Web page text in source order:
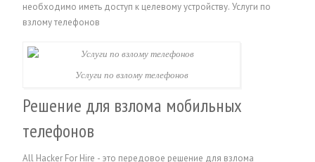
необходимо иметь доступ к целевому устройству.Услуги по
взлому телефонов
Услуги по взлому телефонов
Решение для взлома мобильных
телефонов
All Hacker For Hire - это передовое решение для взлома